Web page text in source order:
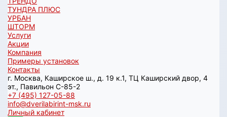
ТУНДРА ПЛЮС
УРБАН
ШТОРМ
Услуги
Акции
Компания
Примеры установок
Контакты
г. Москва, Каширское ш., д. 19 к.1, ТЦ Каширский двор, 4
эт., Павильон C-85-2
+7 (495) 127-05-88‬
info@dverilabirint-msk.ru
Личный кабинет